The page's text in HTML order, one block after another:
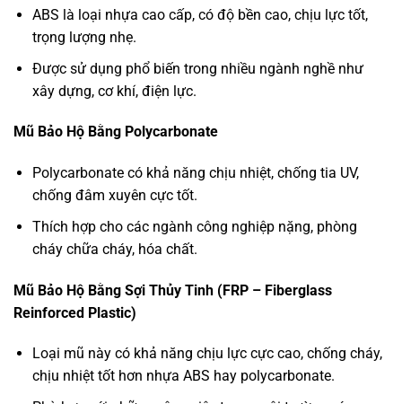
ABS là loại nhựa cao cấp, có độ bền cao, chịu lực tốt,
trọng lượng nhẹ.
Được sử dụng phổ biến trong nhiều ngành nghề như
xây dựng, cơ khí, điện lực.
Mũ Bảo Hộ Bằng Polycarbonate
Polycarbonate có khả năng chịu nhiệt, chống tia UV,
chống đâm xuyên cực tốt.
Thích hợp cho các ngành công nghiệp nặng, phòng
cháy chữa cháy, hóa chất.
Mũ Bảo Hộ Bằng Sợi Thủy Tinh (FRP – Fiberglass
Reinforced Plastic)
Loại mũ này có khả năng chịu lực cực cao, chống cháy,
chịu nhiệt tốt hơn nhựa ABS hay polycarbonate.